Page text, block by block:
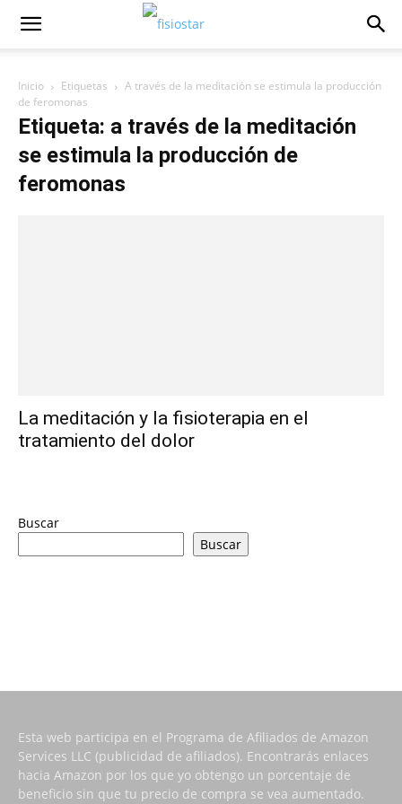
Inicio Etiquetas
A través de la meditación se estimula la producción
de feromonas
Etiqueta: a través de la meditación
se estimula la producción de
feromonas
La meditación y la fisioterapia en el
tratamiento del dolor
Buscar
Buscar
Esta web participa en el Programa de Afiliados de Amazon
Services LLC (publicidad de afiliados). Encontrarás enlaces
hacia Amazon por los que yo obtengo un porcentaje de
beneficio sin que tu precio de compra se vea aumentado.